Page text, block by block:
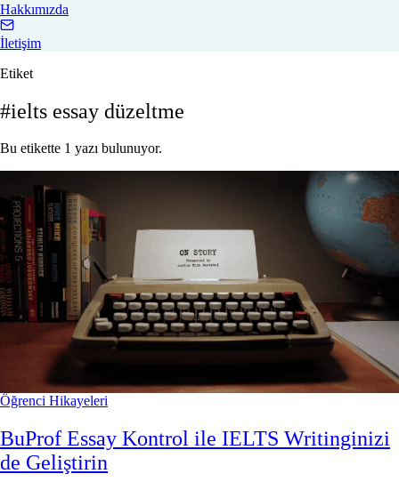
Hakkımızda
İletişim
Etiket
#ielts essay düzeltme
Bu etikette 1 yazı bulunuyor.
Öğrenci Hikayeleri
BuProf Essay Kontrol ile IELTS Writinginizi
de Geliştirin